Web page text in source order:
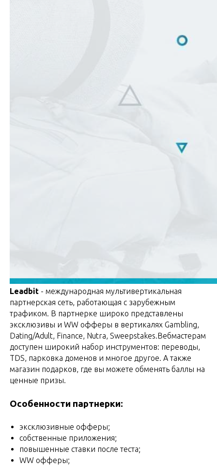
Leadbit - международная мультивертикальная
партнерская сеть, работающая с зарубежным
трафиком. В партнерке широко представлены
эксклюзивы и WW офферы в вертикалях Gambling,
Dating/Adult, Finance, Nutra, Sweepstakes.Вебмастерам
доступен широкий набор инструментов: переводы,
TDS, парковка доменов и многое другое. А также
магазин подарков, где вы можете обменять баллы на
ценные призы.
Особенности партнерки:
эксклюзивные офферы;
собственные приложения;
повышенные ставки после теста;
WW офферы;